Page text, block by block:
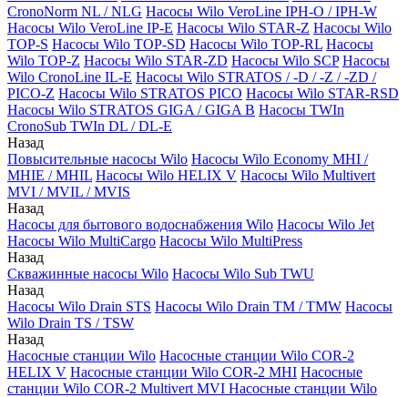
CronoNorm NL / NLG Насосы Wilo VeroLine IPH-O / IPH-W
Насосы Wilo VeroLine IP-E Насосы Wilo STAR-Z Насосы Wilo
TOP-S Насосы Wilo TOP-SD Насосы Wilo TOP-RL Насосы
Wilo TOP-Z Насосы Wilo STAR-ZD Насосы Wilo SCP Насосы
Wilo CronoLine IL-E Насосы Wilo STRATOS / -D / -Z / -ZD /
PICO-Z Насосы Wilo STRATOS PICO Насосы Wilo STAR-RSD
Насосы Wilo STRATOS GIGA / GIGA B Насосы TWIn
CronoSub TWIn DL / DL-E
Назад
Повысительные насосы Wilo Насосы Wilo Economy MHI /
MHIE / MHIL Насосы Wilo HELIX V Насосы Wilo Multivert
MVI / MVIL / MVIS
Назад
Насосы для бытового водоснабжения Wilo Насосы Wilo Jet
Насосы Wilo MultiCargo Насосы Wilo MultiPress
Назад
Скважинные насосы Wilo Насосы Wilo Sub TWU
Назад
Насосы Wilo Drain STS Насосы Wilo Drain TM / TMW Насосы
Wilo Drain TS / TSW
Назад
Насосные станции Wilo Насосные станции Wilo COR-2
HELIX V Насосные станции Wilo COR-2 MHI Насосные
станции Wilo COR-2 Multivert MVI Насосные станции Wilo